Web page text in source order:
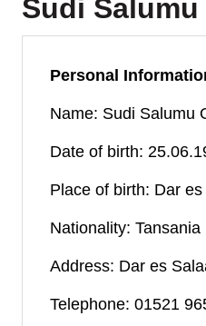
Sudi Salumu
Personal
Name: Sudi Salumu
Date of birth:
Place of birth: Dar
Nationality: Tansania
Address: Dar es
Telephone: 01521